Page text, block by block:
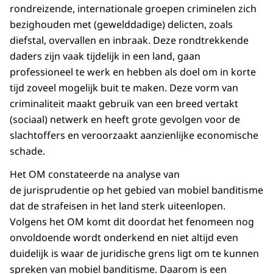
rondreizende, internationale groepen criminelen zich
bezighouden met (gewelddadige) delicten, zoals
diefstal, overvallen en inbraak. Deze rondtrekkende
daders zijn vaak tijdelijk in een land, gaan
professioneel te werk en hebben als doel om in korte
tijd zoveel mogelijk buit te maken. Deze vorm van
criminaliteit maakt gebruik van een breed vertakt
(sociaal) netwerk en heeft grote gevolgen voor de
slachtoffers en veroorzaakt aanzienlijke economische
schade.
Het OM constateerde na analyse van
de jurisprudentie op het gebied van mobiel banditisme
dat de strafeisen in het land sterk uiteenlopen.
Volgens het OM komt dit doordat het fenomeen nog
onvoldoende wordt onderkend en niet altijd even
duidelijk is waar de juridische grens ligt om te kunnen
spreken van mobiel banditisme. Daarom is een